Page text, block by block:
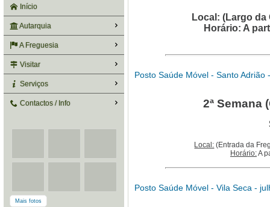
Início
Autarquia
A Freguesia
Visitar
Serviços
Contactos / Info
Mais fotos
Local: (Largo da
Horário: A
Posto Saúde Móvel - Santo Adrião
2ª Semana
Local: (Entrada da
Horário:A
Posto Saúde Móvel - Vila Seca -